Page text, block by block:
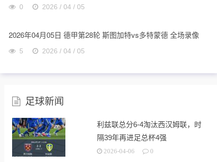
0 2026 / 04 / 05
2026年04月05日 德甲第28轮 斯图加特vs多特蒙德 全场录像
5 2026 / 04 / 05
足球新闻
利兹联总分6-4淘汰西汉姆联，时
隔39年再进足总杯4强
2026-04-06 0